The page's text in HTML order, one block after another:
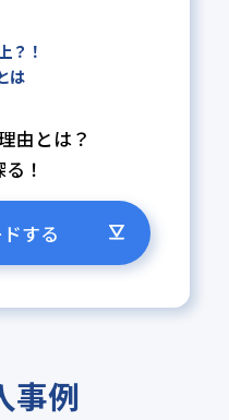
？！
は
由とは？
！
する
事例